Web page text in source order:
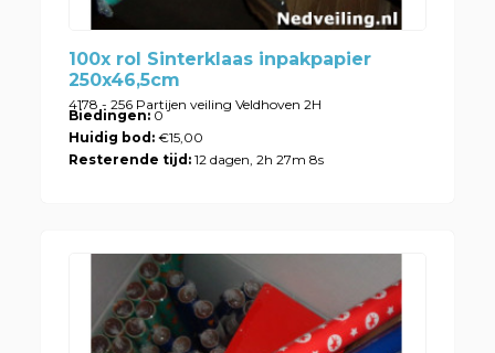
100x rol Sinterklaas inpakpapier
250x46,5cm
4178 - 256 Partijen veiling Veldhoven 2H
Biedingen: 0
Huidig bod: €15,00
Resterende tijd: 12 dagen, 2h 27m 8s